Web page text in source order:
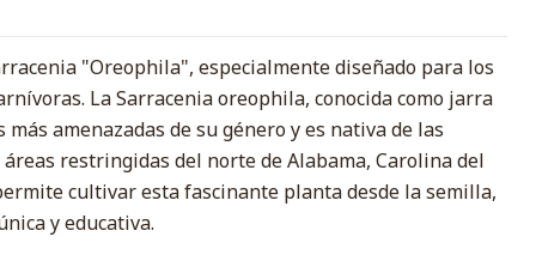
"Oreophila", especialmente diseñado para los
La Sarracenia oreophila, conocida como jarra
más amenazadas de su género y es nativa de las
restringidas del norte de Alabama, Carolina del
cultivar esta fascinante planta desde la semilla,
y educativa.